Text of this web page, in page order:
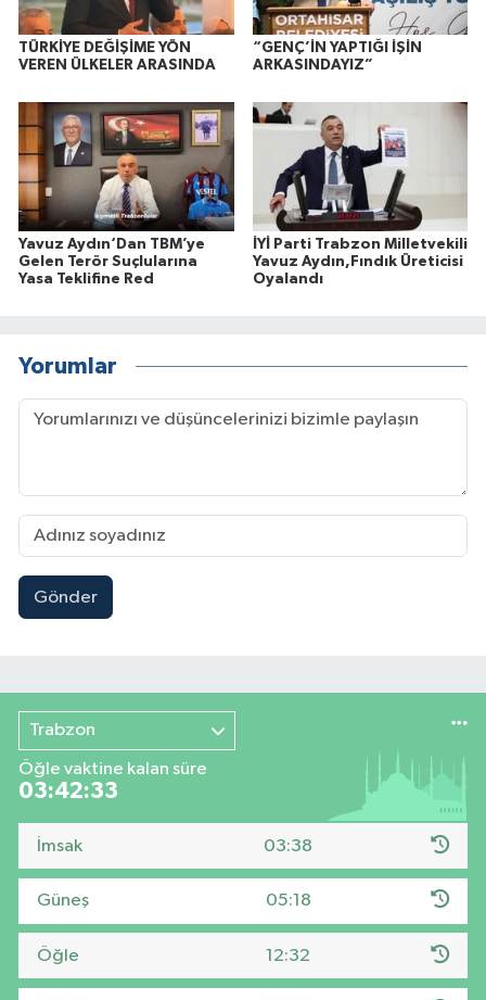
TÜRKİYE DEĞİŞİME YÖN
VEREN ÜLKELER ARASINDA
“GENÇ’İN YAPTIĞI İŞİN
ARKASINDAYIZ”
Yavuz Aydın‘Dan TBM’ye
Gelen Terör Suçlularına
Yasa Teklifine Red
İYİ Parti Trabzon Milletvekili
Yavuz Aydın,Fındık Üreticisi
Oyalandı
Yorumlar
Gönder
Trabzon
Öğle vaktine kalan süre
03:42:32
İmsak 03:38
Güneş 05:18
Öğle 12:32